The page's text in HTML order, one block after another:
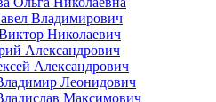
Владимирович
Николаевич
Александрович
Александрович
Леонидович
Максимович